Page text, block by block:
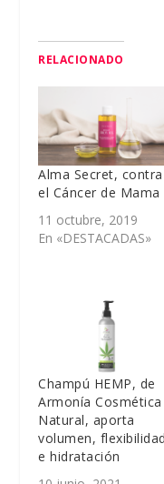
RELACIONADO
Alma Secret, contra
el Cáncer de Mama
11 octubre, 2019
En «DESTACADAS»
Champú HEMP, de
Armonía Cosmética
Natural, aporta
volumen, flexibilidad
e hidratación